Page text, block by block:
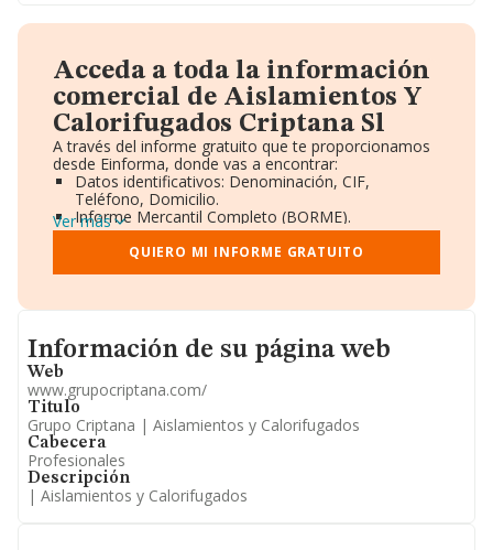
Acceda a toda la información
comercial de Aislamientos Y
Calorifugados Criptana Sl
A través del informe gratuito que te proporcionamos
desde Einforma, donde vas a encontrar:
Datos identificativos: Denominación, CIF,
Teléfono, Domicilio.
Informe Mercantil Completo (BORME).
Gráficos de Evolución Ventas y Empleados.
Consejo de Administración y Administradores.
Directivos y Ejecutivos.
Información oficial y registral complementaria.
Ver más
QUIERO MI INFORME GRATUITO
Informacion de su página web
Información de su página web
Web
www.grupocriptana.com/
Titulo
Grupo Criptana | Aislamientos y Calorifugados
Cabecera
Profesionales
Descripción
| Aislamientos y Calorifugados